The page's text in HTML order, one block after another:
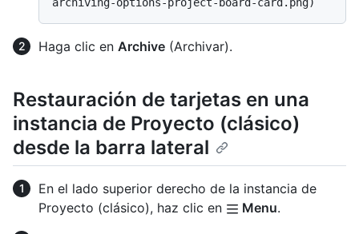
Haga clic en Archive (Archivar).
Restauración de tarjetas en una
instancia de Proyecto (clásico)
desde la barra lateral
En el lado superior derecho de la instancia de
Proyecto (clásico), haz clic en
Menu.